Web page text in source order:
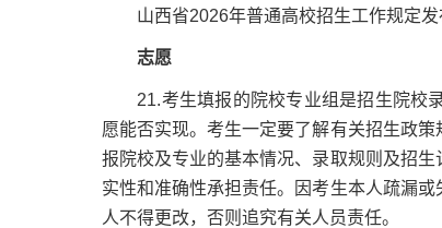
山西省2026年普通高校招生工作规定发
志愿
21.考生填报的院校专业组是招生院校录
愿能否实现。考生一定要了解有关招生政
报院校及专业的基本情况、录取规则及招
实性和准确性承担责任。因考生本人疏漏
人不得更改，否则追究有关人员责任。